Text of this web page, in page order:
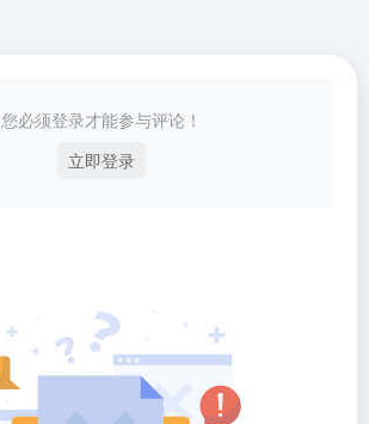
您必须登录才能参与评论！
立即登录